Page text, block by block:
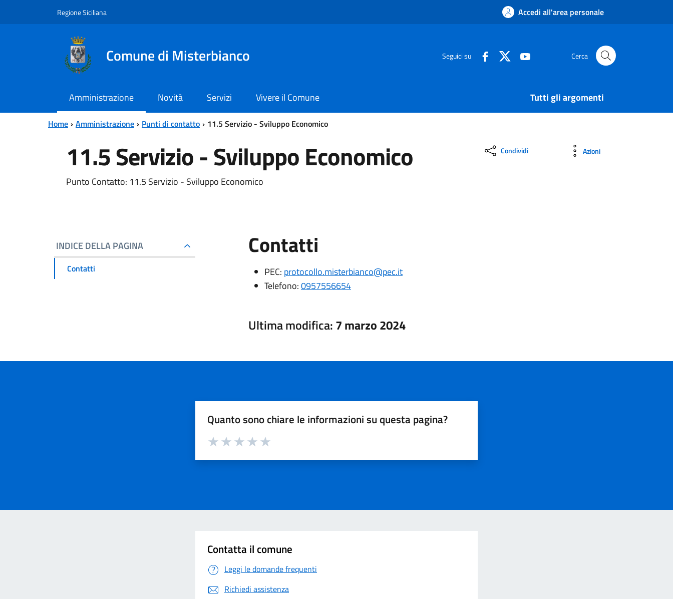
Regione Siciliana Accedi all'area personale
Comune di Misterbianco Seguici su Cerca
Amministrazione Novità Servizi Vivere il Comune Tutti gli argomenti
Home Amministrazione Punti di contatto 11.5 Servizio - Sviluppo Economico
11.5 Servizio - Sviluppo Economico
Punto Contatto: 11.5 Servizio - Sviluppo Economico
Condividi Azioni
INDICE DELLA PAGINA
Contatti
Contatti
PEC: protocollo.misterbianco@pec.it
Telefono:0957556654
Ultima modifica:7 marzo 2024
Quanto sono chiare le informazioni su questa pagina?
Contatta il comune
Leggi le domande frequenti
Richiedi assistenza